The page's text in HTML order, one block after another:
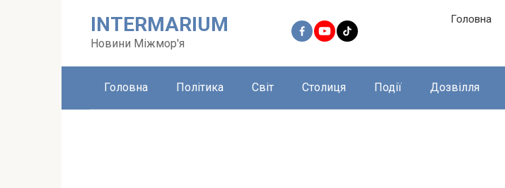
INTERMARIUM
Новини Міжмор'я
Головна
Головна Політика Світ Столиця Події Дозвілля